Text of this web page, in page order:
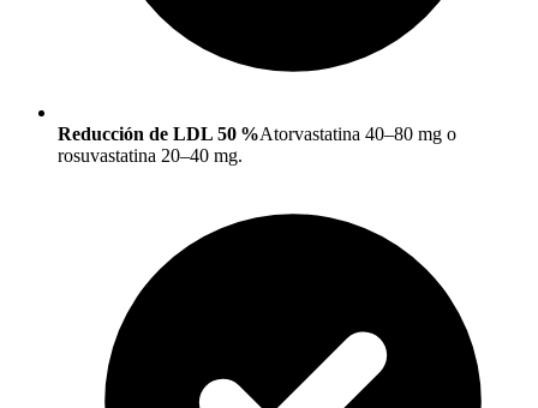
Reducción de LDL 50 %Atorvastatina 40–80 mg o
rosuvastatina 20–40 mg.